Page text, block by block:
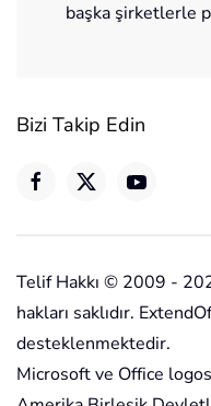
başka şirketlerle
Bizi Takip Edin
Telif Hakkı © 2009 -
hakları saklıdır.
desteklenmektedir.
Microsoft ve Office